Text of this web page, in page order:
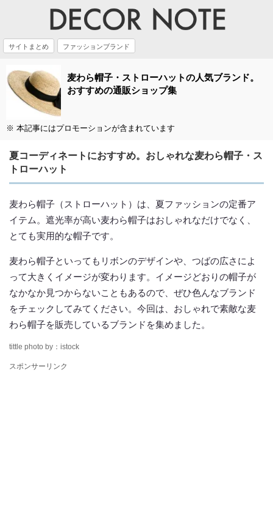
サイトまとめ ファッションブランド
麦わら帽子・ストローハットの人気ブランド。
おすすめの通販ショップ集
※ 本記事にはプロモーションが含まれています
夏コーディネートにおすすめ。おしゃれな麦わら帽子・ス
トローハット
麦わら帽子（ストローハット）は、夏ファッションの定番ア
イテム。遮光率が高い麦わら帽子はおしゃれなだけでなく、
とても実用的な帽子です。
麦わら帽子といってもリボンのデザインや、つばの広さによ
って大きくイメージが変わります。イメージどおりの帽子が
なかなか見つからないこともあるので、ぜひ色んなブランド
をチェックしてみてください。今回は、おしゃれで素敵な麦
わら帽子を販売しているブランドを集めました。
tittle photo by：istock
スポンサーリンク